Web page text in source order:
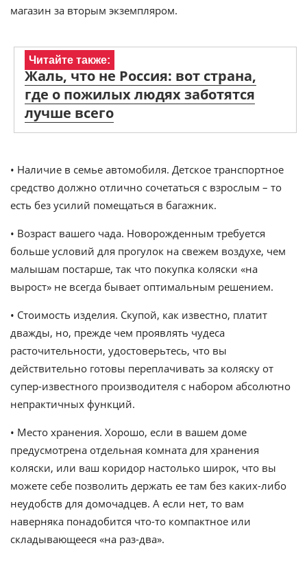
магазин за вторым экземпляром.
Читайте также:
Жаль, что не Россия: вот страна,
где о пожилых людях заботятся
лучше всего
• Наличие в семье автомобиля. Детское транспортное
средство должно отлично сочетаться с взрослым – то
есть без усилий помещаться в багажник.
• Возраст вашего чада. Новорожденным требуется
больше условий для прогулок на свежем воздухе, чем
малышам постарше, так что покупка коляски «на
вырост» не всегда бывает оптимальным решением.
• Стоимость изделия. Скупой, как известно, платит
дважды, но, прежде чем проявлять чудеса
расточительности, удостоверьтесь, что вы
действительно готовы переплачивать за коляску от
супер-известного производителя с набором абсолютно
непрактичных функций.
• Место хранения. Хорошо, если в вашем доме
предусмотрена отдельная комната для хранения
коляски, или ваш коридор настолько широк, что вы
можете себе позволить держать ее там без каких-либо
неудобств для домочадцев. А если нет, то вам
наверняка понадобится что-то компактное или
складывающееся «на раз-два».